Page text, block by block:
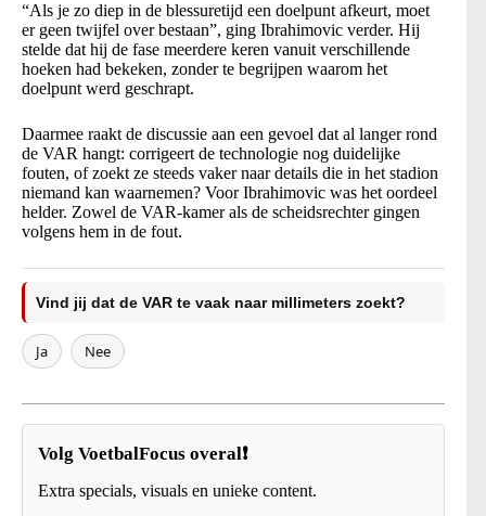
“Als je zo diep in de blessuretijd een doelpunt afkeurt, moet
er geen twijfel over bestaan”, ging Ibrahimovic verder. Hij
stelde dat hij de fase meerdere keren vanuit verschillende
hoeken had bekeken, zonder te begrijpen waarom het
doelpunt werd geschrapt.
Daarmee raakt de discussie aan een gevoel dat al langer rond
de VAR hangt: corrigeert de technologie nog duidelijke
fouten, of zoekt ze steeds vaker naar details die in het stadion
niemand kan waarnemen? Voor Ibrahimovic was het oordeel
helder. Zowel de VAR-kamer als de scheidsrechter gingen
volgens hem in de fout.
Vind jij dat de VAR te vaak naar millimeters zoekt?
Ja Nee
Volg VoetbalFocus overal❗
Extra specials, visuals en unieke content.